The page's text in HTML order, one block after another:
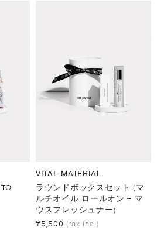
VITAL MATERIAL
ラウンドボックスセット (マ
ルチオイル ロールオン + マ
ウスフレッシュナー)
¥5,500 (tax inc.)